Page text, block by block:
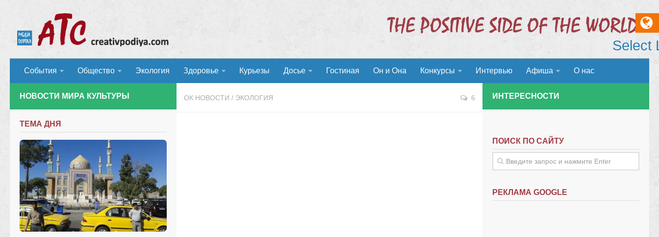
События Общество Экология Здоровье Курьезы Досье Гостиная Он и Она Конкурсы Интервью Афиша О нас
ОК НОВОСТИ / ЭКОЛОГИЯ 6
НОВОСТИ МИРА КУЛЬТУРЫ
ТЕМА ДНЯ
ИНТЕРЕСНОСТИ
ПОИСК ПО САЙТУ
РЕКЛАМА GOOGLE
Select